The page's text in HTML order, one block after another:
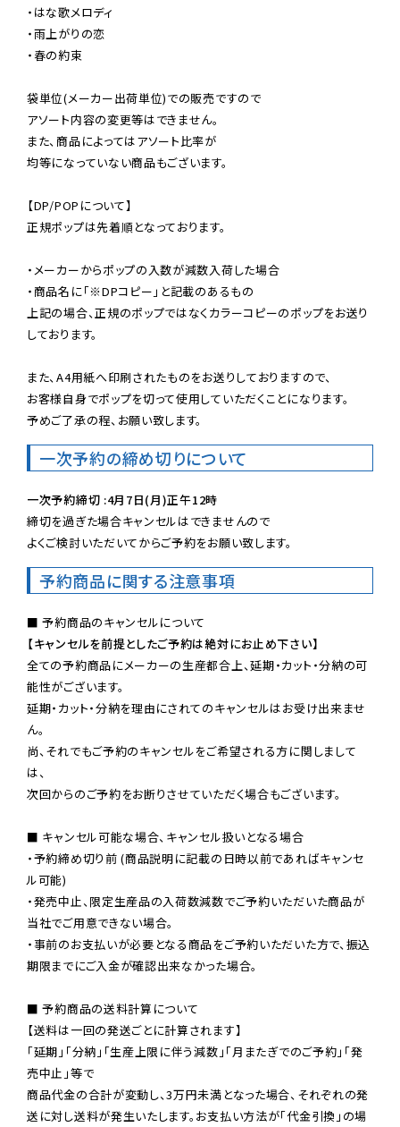
・はな歌メロディ
・雨上がりの恋
・春の約束
袋単位(メーカー出荷単位)での販売ですので
アソート内容の変更等はできません。
また、商品によってはアソート比率が
均等になっていない商品もございます。
【DP/POPについて】
正規ポップは先着順となっております。
・メーカーからポップの入数が減数入荷した場合
・商品名に「※DPコピー」と記載のあるもの
上記の場合、正規のポップではなくカラーコピーのポップをお送り
しております。
また、A4用紙へ印刷されたものをお送りしておりますので、
お客様自身でポップを切って使用していただくことになります。
予めご了承の程、お願い致します。
一次予約の締め切りについて
一次予約締切 :4月7日(月)正午12時
締切を過ぎた場合キャンセルはできませんので
よくご検討いただいてからご予約をお願い致します。
予約商品に関する注意事項
【キャンセルを前提としたご予約は絶対にお止め下さい】
全ての予約商品にメーカーの生産都合上、延期・カット・分納の可
能性がございます。
延期・カット・分納を理由にされてのキャンセルはお受け出来ませ
ん。
尚、それでもご予約のキャンセルをご希望される方に関しまして
は、
次回からのご予約をお断りさせていただく場合もございます。
■ キャンセル可能な場合、キャンセル扱いとなる場合
・予約締め切り前 (商品説明に記載の日時以前であればキャンセ
ル可能)
・発売中止、限定生産品の入荷数減数でご予約いただいた商品が
当社でご用意できない場合。
・事前のお支払いが必要となる商品をご予約いただいた方で、振込
期限までにご入金が確認出来なかった場合。
■ 予約商品の送料計算について
【送料は一回の発送ごとに計算されます】
「延期」「分納」「生産上限に伴う減数」「月またぎでのご予約」「発
売中止」等で
商品代金の合計が変動し、3万円未満となった場合、それぞれの発
送に対し送料が発生いたします。お支払い方法が「代金引換」の場